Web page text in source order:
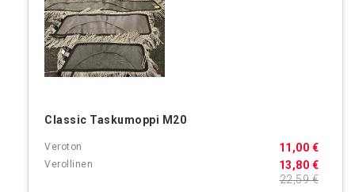
Classic Taskumoppi M20
13,80 €
11,00 €
22,59 €